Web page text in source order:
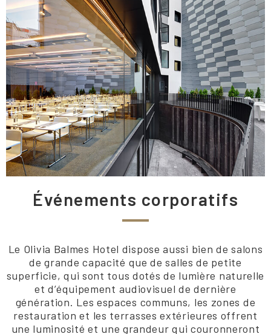
Événements corporatifs
Le Olivia Balmes Hotel dispose aussi bien de salons
de grande capacité que de salles de petite
superficie, qui sont tous dotés de lumière naturelle
et d’équipement audiovisuel de dernière
génération. Les espaces communs, les zones de
restauration et les terrasses extérieures offrent
une luminosité et une grandeur qui couronneront